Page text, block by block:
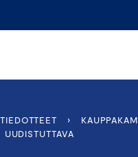
TIEDOTTEET ›